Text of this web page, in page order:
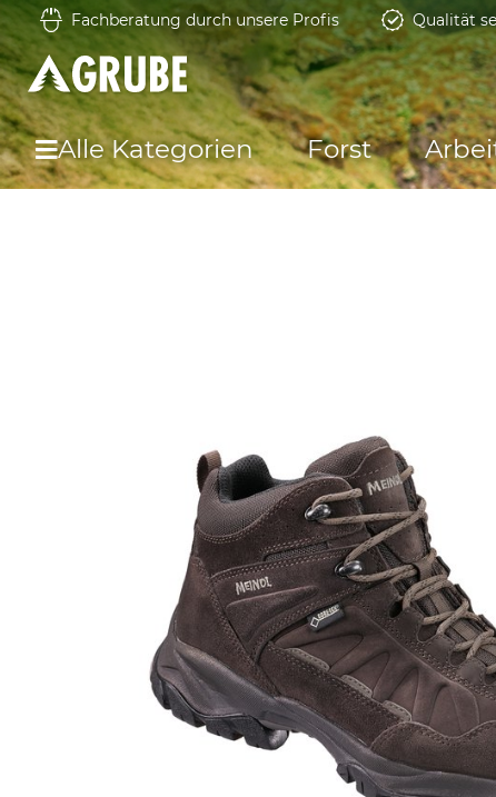
Fachberatung durch unsere Profis Qualität
Alle Kategorien Forst